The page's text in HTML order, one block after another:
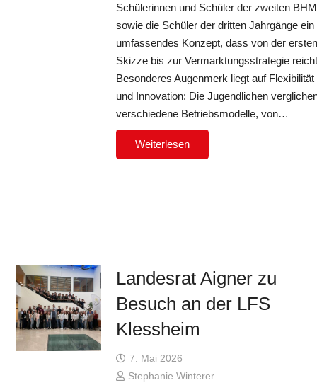
Schülerinnen und Schüler der zweiten BHM
sowie die Schüler der dritten Jahrgänge ein
umfassendes Konzept, dass von der ersten
Skizze bis zur Vermarktungsstrategie
Besonderes Augenmerk liegt auf Flexibilität
und Innovation: Die Jugendlichen
verschiedene Betriebsmodelle, von…
Weiterlesen
Landesrat Aigner zu
Besuch an der LFS
Klessheim
7. Mai 2026
Stephanie Winterer